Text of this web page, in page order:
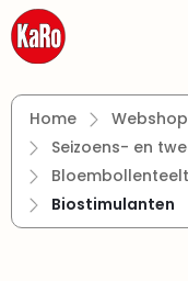
Ga naar de
Home
Webshop
Seizoens- en
Bloembollenteelt
Biostimulanten